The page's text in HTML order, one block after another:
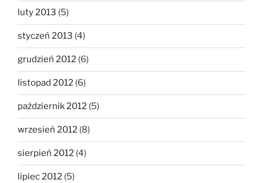
luty 2013 (5)
styczeń 2013 (4)
grudzień 2012 (6)
listopad 2012 (6)
październik 2012 (5)
wrzesień 2012 (8)
sierpień 2012 (4)
lipiec 2012 (5)